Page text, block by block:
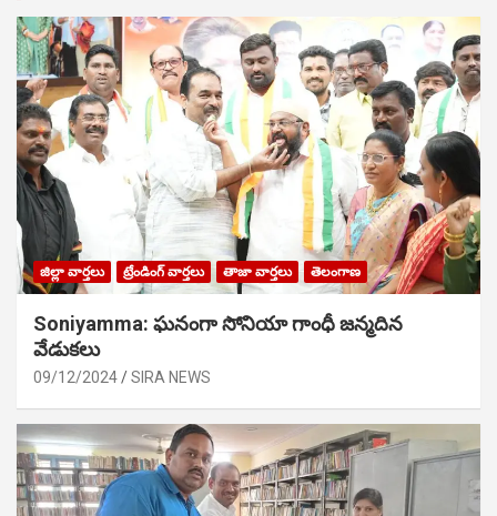
జిల్లా వార్తలు ట్రేండింగ్ వార్తలు తాజా వార్తలు తెలంగాణ
Soniyamma: ఘ‌నంగా సోనియా గాంధీ జ‌న్మ‌దిన
వేడుక‌లు
09/12/2024 SIRA NEWS